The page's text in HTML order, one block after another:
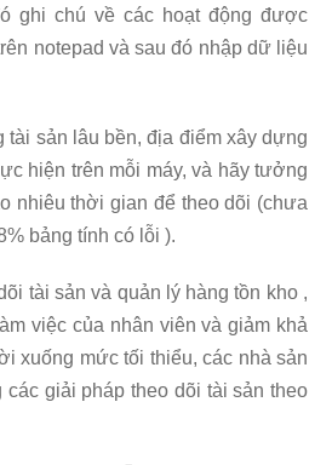
ghi chú về các hoạt động được
notepad và sau đó nhập dữ liệu
tài sản lâu bền, địa điểm xây dựng
hiện trên mỗi máy, và hãy tưởng
nhiêu thời gian để theo dõi (chưa
bảng tính có lỗi ).
tài sản và quản lý hàng tồn kho ,
việc của nhân viên và giảm khả
xuống mức tối thiểu, các nhà sản
các giải pháp theo dõi tài sản theo